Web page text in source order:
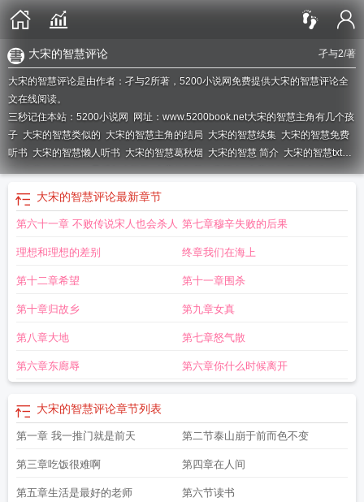
孑与2/著
大宋的智慧评论
大宋的智慧评论是由作者：孑与2所著，5200小说网免费提供大宋的智慧评论全
文在线阅读。
三秒记住本站：5200小说网 网址：www.5200book.net大宋的智慧主角有几个孩
子 大宋的智慧类似的 大宋的智慧主角的结局 大宋的智慧续集 大宋的智慧免费
听书 大宋的智慧懒人听书 大宋的智慧葛秋烟 大宋的智慧 简介 大宋的智慧txt精
校大宋的智慧云二最后怎么样了大宋的智慧故事简介大宋的智慧顶点移动
大宋的智慧蓝蓝 大宋的智慧无弹窗阅读
826章
的智慧秦国公主是谁的女儿大宋的智慧贺坚强最后怎样了大宋的智慧全文免费
谁的网络文学作品大宋的智慧背景音乐48首 大宋的智慧各人物结局
作者大宋的智慧TXT电子书 大宋的智慧云二的老婆大宋的智慧 腊肉嫁给谁
趣阁全文阅读大宋的智慧主角几个老婆大宋的智慧简述
版大宋的智慧txt八零电子书 大宋的智慧评价大宋的智慧女主有几个
剧大宋的智慧讲了什么 大宋的智慧精校版TXT大宋的智慧贺坚强结局
智慧蓝蓝的经历大宋的智慧是什么类型的大宋的智慧 - 百度
大宋的智慧评论最新章节
第六十一章 不败传说宋人也会杀人 第七章穆辛失败的后果
理想和理想的差别 终章我们在海上
第十二章希望 第十一章围杀
第十章归故乡 第九章女真
第八章大地 第七章怒气散
第六章东廊辱 第六章你什么时候离开
大宋的智慧评论章节列表
第一章 我一推门就是前天 第二节泰山崩于前而色不变
第三章吃饭很难啊 第四章在人间
第五章生活是最好的老师 第六节读书